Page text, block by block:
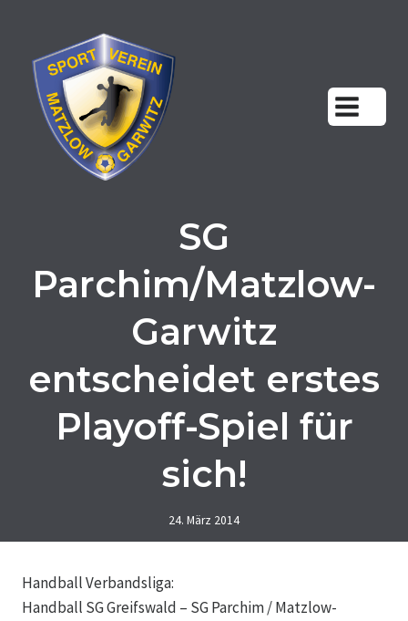
springen
SG
Parchim/Matzlow-
Garwitz
entscheidet erstes
Playoff-Spiel für
sich!
24. März 2014
Handball Verbandsliga:
Handball SG Greifswald – SG Parchim / Matzlow-